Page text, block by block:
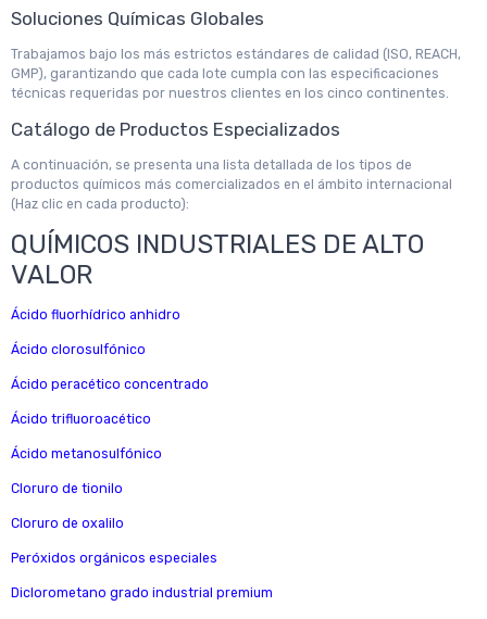
Soluciones Químicas Globales
Trabajamos bajo los más estrictos estándares de calidad (ISO, REACH,
GMP), garantizando que cada lote cumpla con las especificaciones
técnicas requeridas por nuestros clientes en los cinco continentes.
Catálogo de Productos Especializados
A continuación, se presenta una lista detallada de los tipos de
productos químicos más comercializados en el ámbito internacional
(Haz clic en cada producto):
QUÍMICOS INDUSTRIALES DE ALTO
VALOR
Ácido fluorhídrico anhidro
Ácido clorosulfónico
Ácido peracético concentrado
Ácido trifluoroacético
Ácido metanosulfónico
Cloruro de tionilo
Cloruro de oxalilo
Peróxidos orgánicos especiales
Diclorometano grado industrial premium